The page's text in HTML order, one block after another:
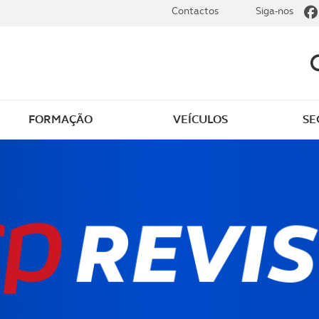
Golfe
Revista ACP Edição
impressa
FORMAÇÃO VEÍCULOS
Contactos Siga-nos